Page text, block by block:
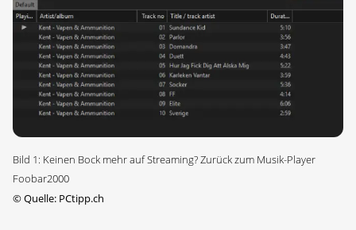
Bild 1: Keinen Bock mehr auf Streaming? Zurück zum Musik-Player
Foobar2000
©Quelle: PCtipp.ch